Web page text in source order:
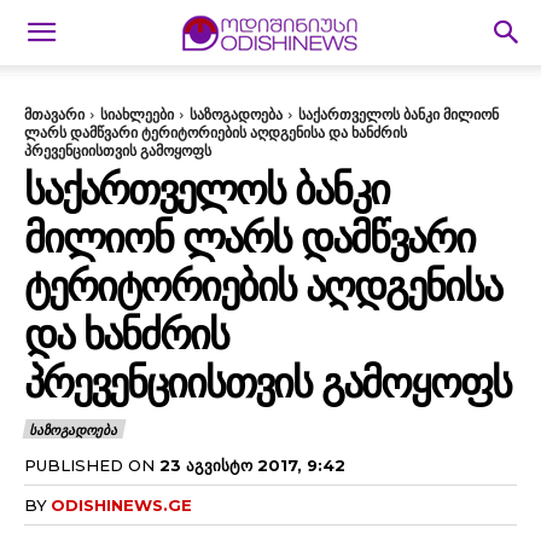
მთავარი სიახლეები საზოგადოება
საქართველოს ბანკი მილიონ
ლარს დამწვარი ტერიტორიების აღდგენისა და ხანძრის
პრევენციისთვის გამოყოფს
ᲡᲐᲥᲐᲠᲗᲕᲔᲚᲝᲡ ᲑᲐᲜᲙᲘ
ᲛᲘᲚᲘᲝᲜ ᲚᲐᲠᲡ ᲓᲐᲛᲬᲕᲐᲠᲘ
ᲢᲔᲠᲘᲢᲝᲠᲘᲔᲑᲘᲡ ᲐᲦᲓᲒᲔᲜᲘᲡᲐ
ᲓᲐ ᲮᲐᲜᲫᲠᲘᲡ
ᲞᲠᲔᲕᲔᲜᲪᲘᲘᲡᲗᲕᲘᲡ ᲒᲐᲛᲝᲧᲝᲤᲡ
ᲡᲐᲖᲝᲒᲐᲓᲝᲔᲑᲐ
PUBLISHED ON 23 ᲐᲒᲕᲘᲡᲢᲝ 2017, 9:42
BY ODISHINEWS.GE